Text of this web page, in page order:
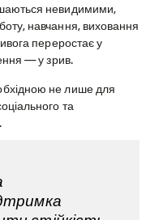
невидимими,
навчання, виховання
переростає у
— у зрив.
не лише для
та